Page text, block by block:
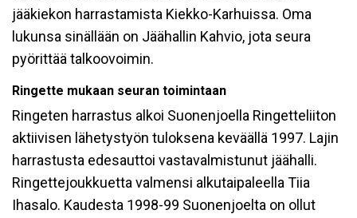
jääkiekon harrastamista Kiekko-Karhuissa. Oma
lukunsa sinällään on Jäähallin Kahvio, jota seura
pyörittää talkoovoimin.
Ringette mukaan seuran toimintaan
Ringeten harrastus alkoi Suonenjoella Ringetteliiton
aktiivisen lähetystyön tuloksena keväällä 1997. Lajin
harrastusta edesauttoi vastavalmistunut jäähalli.
Ringettejoukkuetta valmensi alkutaipaleella Tiia
Ihasalo. Kaudesta 1998-99 Suonenjoelta on ollut